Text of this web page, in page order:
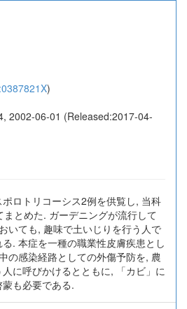
)
2002-06-01 (Released:2017-04-
ロトリコーシス2例を供覧し, 当科
とめた. ガーデニングが流行して
いても, 趣味で土いじりを行う人で
. 本症を一種の職業性皮膚疾患とし
の感染経路としての外傷予防を, 農
に呼びかけるとともに, 「カビ」に
も必要である.